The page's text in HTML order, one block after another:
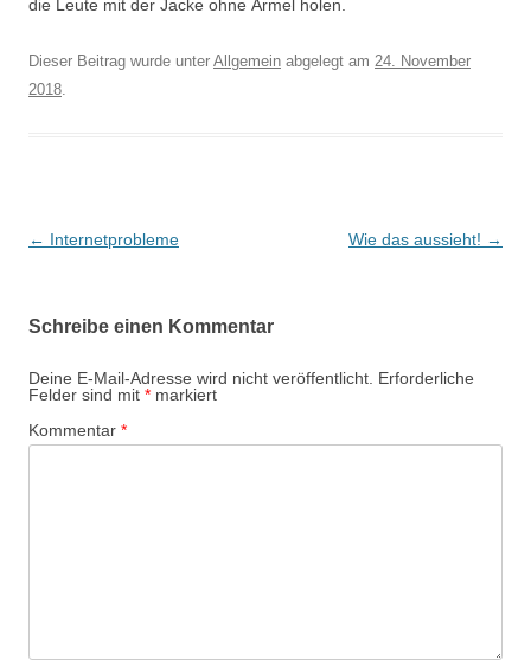
die Leute mit der Jacke ohne Ärmel holen.
Dieser Beitrag wurde unter Allgemein abgelegt am 24. November
2018.
Beitrags-
← Internetprobleme Wie das aussieht! →
Schreibe einen Kommentar
Deine E-Mail-Adresse wird nicht veröffentlicht. Erforderliche
Felder sind mit * markiert
Kommentar *